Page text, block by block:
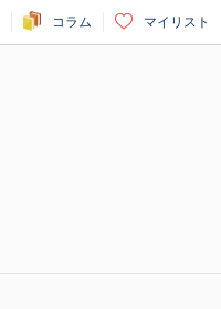
コラム マイリスト